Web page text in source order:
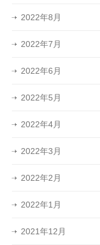
2022年8月
2022年7月
2022年6月
2022年5月
2022年4月
2022年3月
2022年2月
2022年1月
2021年12月